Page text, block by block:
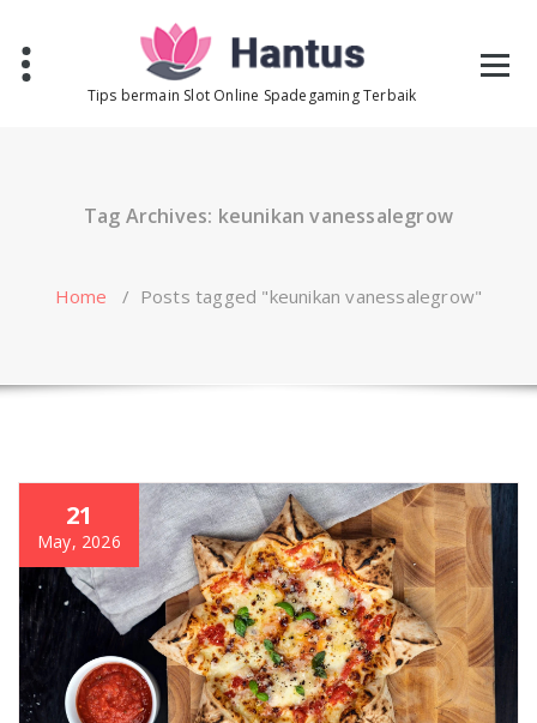
content
Tips bermain Slot Online Spadegaming Terbaik
Tag Archives: keunikan vanessalegrow
Home / Posts tagged "keunikan vanessalegrow"
21
May, 2026